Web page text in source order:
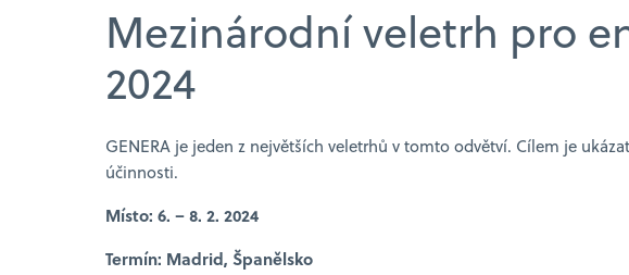
Mezinárodní veletrh pro
2024
GENERA je jeden z největších veletrhů v tomto odvětví. Cílem je
účinnosti.
Místo: 6. – 8. 2. 2024
Termín: Madrid, Španělsko